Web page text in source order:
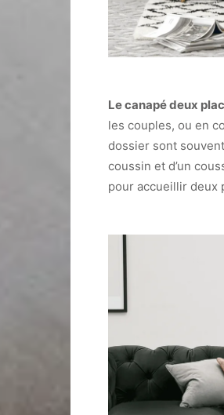
Le canapé deux
les couples, ou en
dossier sont
coussin et d’un
pour accueillir deux